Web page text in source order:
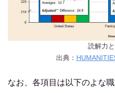
読解力
出典：
なお、各項目は以下のよな